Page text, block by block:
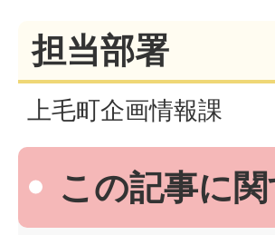
担当部署
上毛町企画情報課
この記事に